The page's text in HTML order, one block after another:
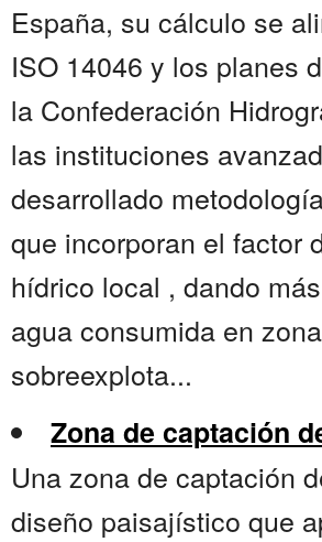
España, su cálculo se
ISO 14046 y los planes
la Confederación
las instituciones
desarrollado
que incorporan el factor
hídrico local , dando
agua consumida en
sobreexplota...
Zona de captación
Una zona de captación
diseño paisajístico que